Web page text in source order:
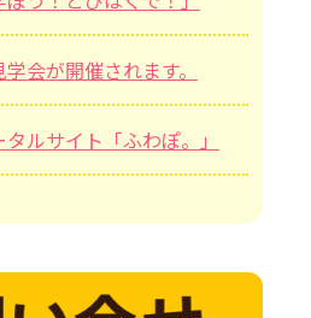
会が開催されます。
ルサイト「ふわぽ。」